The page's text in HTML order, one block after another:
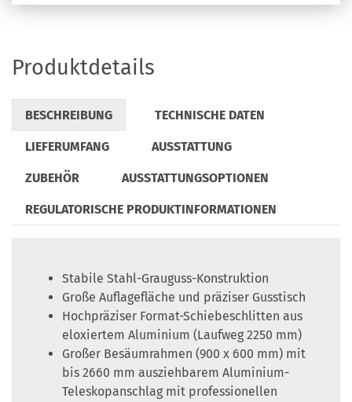
Produktdetails
BESCHREIBUNG TECHNISCHE DATEN
LIEFERUMFANG AUSSTATTUNG
ZUBEHÖR AUSSTATTUNGSOPTIONEN
REGULATORISCHE PRODUKTINFORMATIONEN
Stabile Stahl-Grauguss-Konstruktion
Große Auflagefläche und präziser Gusstisch
Hochpräziser Format-Schiebeschlitten aus
eloxiertem Aluminium (Laufweg 2250 mm)
Großer Besäumrahmen (900 x 600 mm) mit
bis 2660 mm ausziehbarem Aluminium-
Teleskopanschlag mit professionellen